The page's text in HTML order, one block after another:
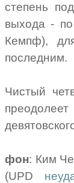
степень
выхода -
Кемпф),
последним.
Чистый
фон: Ким
(UPD